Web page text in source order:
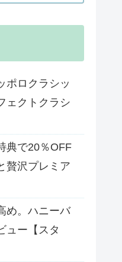
ポロクラシッ
ェクトクラシ
典で20％OFF
贅沢プレミア
め。ハニーバ
ュー【スタ